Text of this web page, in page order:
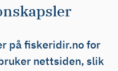
på fiskeridir.no for
nettsiden, slik